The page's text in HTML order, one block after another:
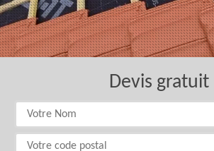
Devis gratuit